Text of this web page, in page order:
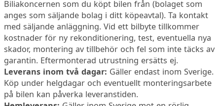
Biliakoncernen som du köpt bilen från (bolaget som
anges som säljande bolag i ditt köpeavtal). Ta kontakt
med säljande anläggning. Vid ett bilbyte tillkommer
kostnader för ny rekonditionering, test, eventuella nya
skador, montering av tillbehör och fel som inte täcks av
garantin. Eftermonterad utrustning ersätts ej.
Leverans inom två dagar: Gäller endast inom Sverige.
Köp under helgdagar och eventuellt monteringsarbete
på bilen kan påverka leveranstiden.